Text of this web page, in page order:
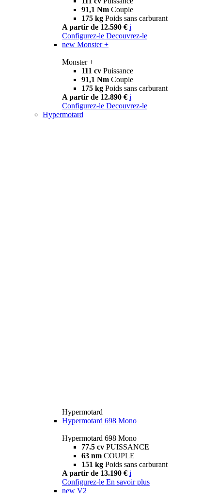
91,1 Nm Couple
175 kg Poids sans carburant
A partir de 12.590 € i
Configurez-le Decouvrez-le
new Monster +
Monster +
111 cv Puissance
91,1 Nm Couple
175 kg Poids sans carburant
A partir de 12.890 € i
Configurez-le Decouvrez-le
Hypermotard
Hypermotard
Hypermotard 698 Mono
Hypermotard 698 Mono
77.5 cv PUISSANCE
63 nm COUPLE
151 kg Poids sans carburant
A partir de 13.190 € i
Configurez-le En savoir plus
new V2